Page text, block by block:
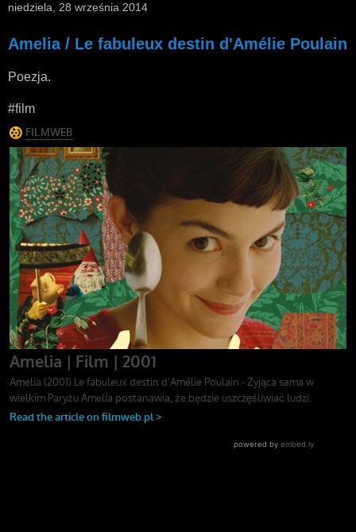
niedziela, 28 września 2014
Amelia / Le fabuleux destin d'Amélie Poulain
Poezja.
#film